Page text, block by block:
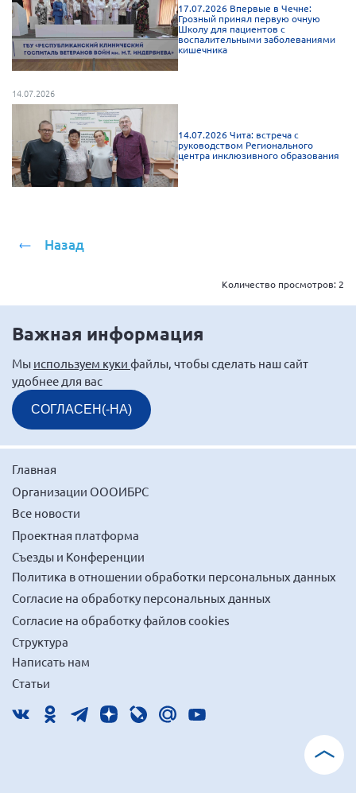
17.07.2026 Впервые в Чечне:
Грозный принял первую очную
Школу для пациентов с
воспалительными заболеваниями
кишечника
14.07.2026
14.07.2026 Чита: встреча с
руководством Регионального
центра инклюзивного образования
Назад
Количество просмотров:2
Важная информация
Мы используем куки файлы, чтобы сделать наш сайт
удобнее для вас
СОГЛАСЕН(-НА)
Главная
Организации ОООИБРС
Все новости
Проектная платформа
Съезды и Конференции
Политика в отношении обработки персональных данных
Согласие на обработку персональных данных
Согласие на обработку файлов cookies
Структура
Написать нам
Статьи